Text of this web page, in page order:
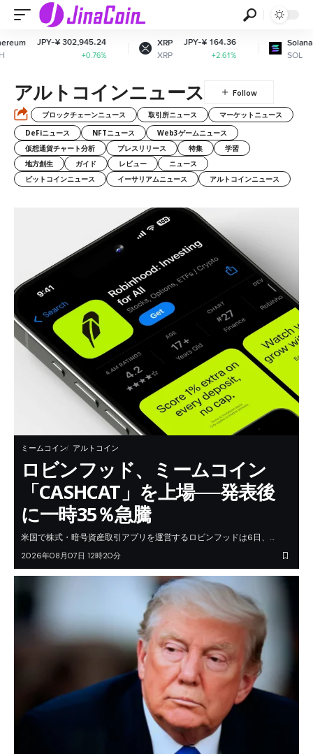
¥ 302,945.24 JPY-¥ 164.36
+2.61%
JPY-¥
アルトコインニュース
ブロックチェーンニュース 取引所ニュース
マーケットニュース
DeFiニュース
NFTニュース
Web3ゲームニュース
仮想通貨チャート分析
プレスリリース 特集
学習
地方創生
ガイド レビュー
ニュース
ビットコインニュース
イーサリアムニュース アルトコインニュース
ミームコイン アルトコイン
ロビンフッド、ミームコイン
「CASHCAT」を上場──発表後
に一時35％急騰
米国で株式・暗号資産取引アプリを運営するロビンフッドは6日、…
2026年08月07日 12時20分